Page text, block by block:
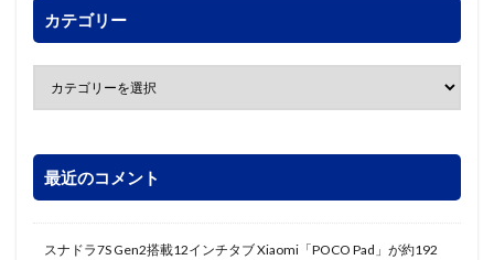
カテゴリー
最近のコメント
スナドラ7S Gen2搭載12インチタブ Xiaomi「POCO Pad」が約192